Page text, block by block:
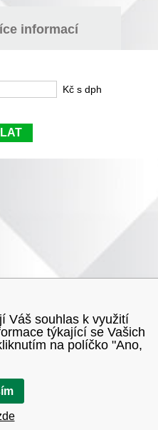
informací
Kč s dph
Váš souhlas k využití
týkající se Vašich
na políčko "Ano,